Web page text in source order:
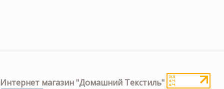
Интернет магазин "Домашний Текстиль"